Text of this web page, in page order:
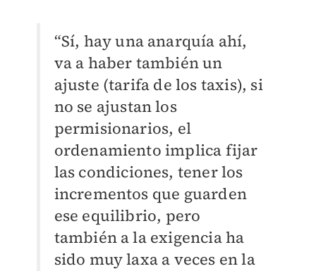
“Sí, hay una anarquía ahí,
va a haber también un
ajuste (tarifa de los taxis), si
no se ajustan los
permisionarios, el
ordenamiento implica fijar
las condiciones, tener los
incrementos que guarden
ese equilibrio, pero
también a la exigencia ha
sido muy laxa a veces en la